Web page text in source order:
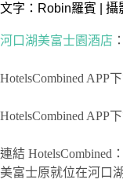
文字： Robin羅賓 |
河口湖美富士園酒店 ：
HotelsCombined APP
HotelsCombined APP
連結 HotelsCombined：
美富士原就位在河口